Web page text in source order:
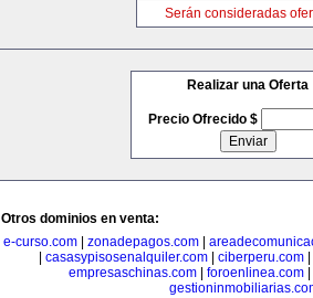
Serán consideradas
Realizar una Oferta
Precio Ofrecido $
Otros dominios en venta:
e-curso.com| zonadepagos.com|
casasypisosenalquiler.com ciberperu.com
empresaschinas.com| foroenlinea.com|